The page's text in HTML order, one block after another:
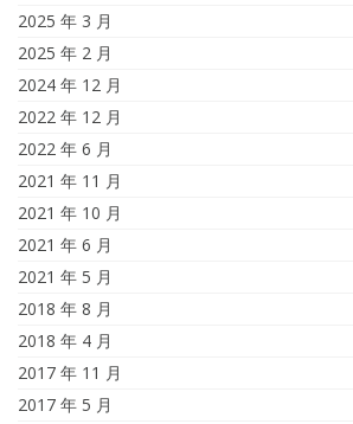
2025 年 3 月
2025 年 2 月
2024 年 12 月
2022 年 12 月
2022 年 6 月
2021 年 11 月
2021 年 10 月
2021 年 6 月
2021 年 5 月
2018 年 8 月
2018 年 4 月
2017 年 11 月
2017 年 5 月